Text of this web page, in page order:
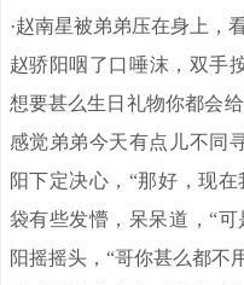
·赵南星被弟弟压在身上，
赵骄阳咽了口唾沫，双手
想要甚么生日礼物你都会
感觉弟弟今天有点儿不同
阳下定决心，“那好，现
袋有些发懵，呆呆道，“
阳摇摇头，“哥你甚么都不